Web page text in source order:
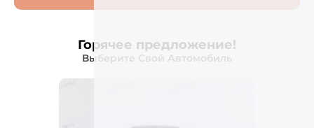
Горячее предложение!
Выберите Свой Автомобиль